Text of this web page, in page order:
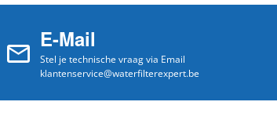
E-Mail
Stel je technische vraag via Email
klantenservice@waterfilterexpert.be